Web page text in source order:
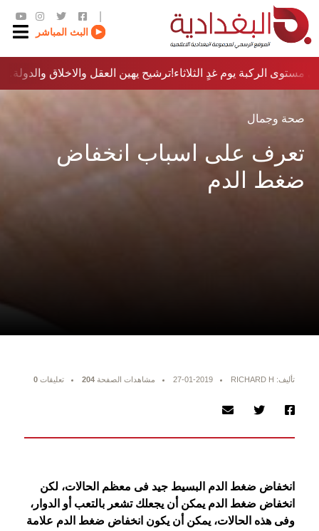
البث المباشر
ترشيح يهين العقل والاخلاق والدولة…؟!مستوى الركبة يوم غدٍ الثلاثاء
صحة وجمال
تعرف على اسباب انخفاض
ضغط الدم
تأليف: RICHARD H 27-01-2019 مشاهدات الصفحة 204 تعليقات 0
انخفاض ضغط الدم البسيط جيد فى معظم الحالات، لكن
انخفاض ضغط الدم يمكن أن يجعلك تشعر بالتعب أو الدوار،
وفى هذه الحالات، يمكن أن يكون انخفاض ضغط الدم علامة